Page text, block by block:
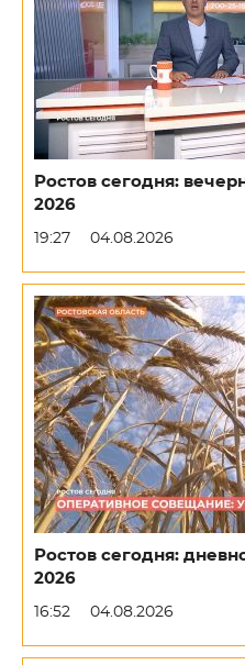
Ростов сегодня:
2026
19:27 04.08.2026
Ростов сегодня:
2026
16:52 04.08.2026